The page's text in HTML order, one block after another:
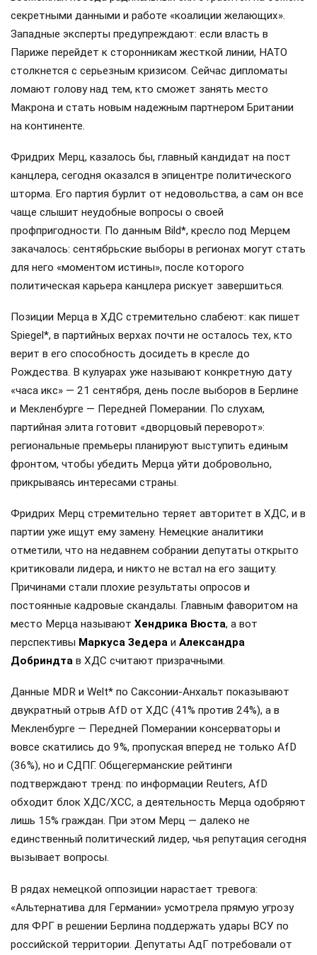
секретными данными и работе «коалиции желающих».
Западные эксперты предупреждают: если власть в
Париже перейдет к сторонникам жесткой линии, НАТО
столкнется с серьезным кризисом. Сейчас дипломаты
ломают голову над тем, кто сможет занять место
Макрона и стать новым надежным партнером Британии
на континенте.
Фридрих Мерц, казалось бы, главный кандидат на пост
канцлера, сегодня оказался в эпицентре политического
шторма. Его партия бурлит от недовольства, а сам он все
чаще слышит неудобные вопросы о своей
профпригодности. По данным Bild*, кресло под Мерцем
закачалось: сентябрьские выборы в регионах могут стать
для него «моментом истины», после которого
политическая карьера канцлера рискует завершиться.
Позиции Мерца в ХДС стремительно слабеют: как пишет
Spiegel*, в партийных верхах почти не осталось тех, кто
верит в его способность досидеть в кресле до
Рождества. В кулуарах уже называют конкретную дату
«часа икс» — 21 сентября, день после выборов в Берлине
и Мекленбурге — Передней Померании. По слухам,
партийная элита готовит «дворцовый переворот»:
региональные премьеры планируют выступить единым
фронтом, чтобы убедить Мерца уйти добровольно,
прикрываясь интересами страны.
Фридрих Мерц стремительно теряет авторитет в ХДС, и в
партии уже ищут ему замену. Немецкие аналитики
отметили, что на недавнем собрании депутаты открыто
критиковали лидера, и никто не встал на его защиту.
Причинами стали плохие результаты опросов и
постоянные кадровые скандалы. Главным фаворитом на
место Мерца называют Хендрика Вюста, а вот
перспективы Маркуса Зедера и Александра
Добриндта в ХДС считают призрачными.
Данные MDR и Welt* по Саксонии-Анхальт показывают
двукратный отрыв AfD от ХДС (41% против 24%), а в
Мекленбурге — Передней Померании консерваторы и
вовсе скатились до 9%, пропуская вперед не только AfD
(36%), но и СДПГ. Общегерманские рейтинги
подтверждают тренд: по информации Reuters, AfD
обходит блок ХДС/ХСС, а деятельность Мерца одобряют
лишь 15% граждан. При этом Мерц — далеко не
единственный политический лидер, чья репутация сегодня
вызывает вопросы.
В рядах немецкой оппозиции нарастает тревога:
«Альтернатива для Германии» усмотрела прямую угрозу
для ФРГ в решении Берлина поддержать удары ВСУ по
российской территории. Депутаты АдГ потребовали от